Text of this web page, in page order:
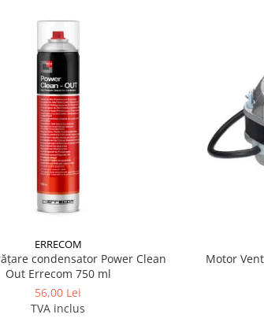
ERRECOM
condensator Power Clean
Out Errecom 750 ml
56,00 Lei
TVA inclus
Motor